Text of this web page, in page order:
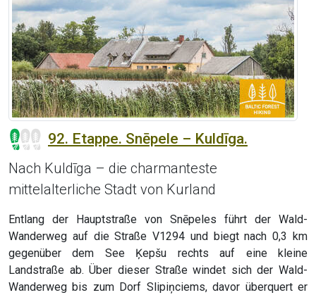
92. Etappe. Snēpele – Kuldīga.
Nach Kuldīga – die charmanteste
mittelalterliche Stadt von Kurland
Entlang der Hauptstraße von Snēpeles führt der Wald-
Wanderweg auf die Straße V1294 und biegt nach 0,3 km
gegenüber dem See Ķepšu rechts auf eine kleine
Landstraße ab. Über dieser Straße windet sich der Wald-
Wanderweg bis zum Dorf Slipiņciems, davor überquert er